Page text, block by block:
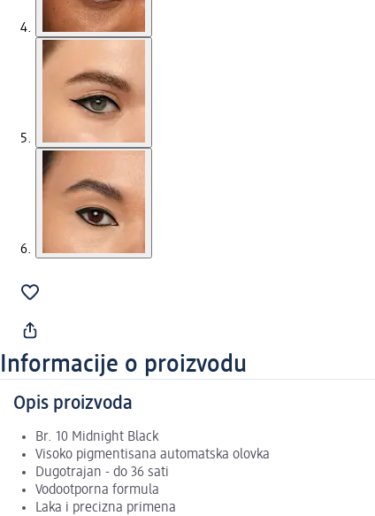
Informacije o proizvodu
Opis proizvoda
Br. 10 Midnight Black
Visoko pigmentisana automatska olovka
Dugotrajan - do 36 sati
Vodootporna formula
Laka i precizna primena